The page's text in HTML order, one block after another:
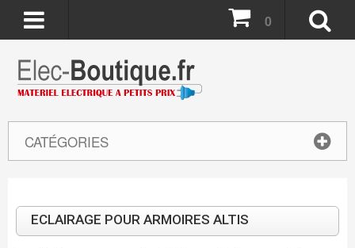
CATÉGORIES
0
ECLAIRAGE POUR ARMOIRES ALTIS